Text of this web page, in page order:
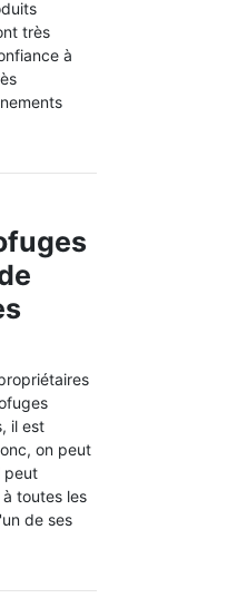
très
à
il est
on peut
peut
toutes les
de ses